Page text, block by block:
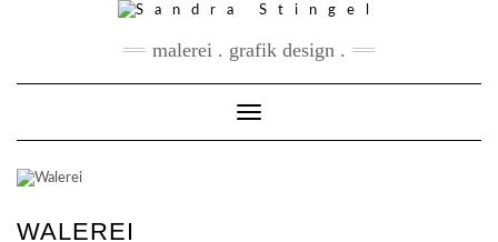
malerei . grafik design .
Toggle Navigation
WALEREI